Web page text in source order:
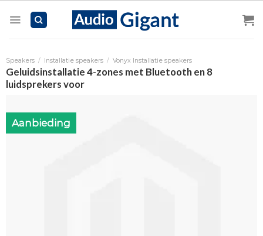
Speakers / Installatie speakers / Vonyx Installatie speakers
Geluidsinstallatie 4-zones met Bluetooth en 8
luidsprekers voor
Aanbieding